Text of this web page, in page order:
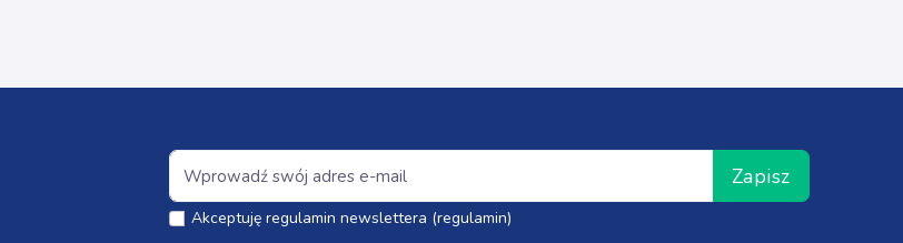
Zapisz
Akceptuję regulamin newslettera (regulamin)